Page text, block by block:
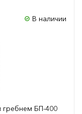
В наличии
гребнем БП-400